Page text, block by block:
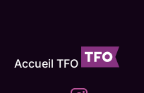
Accueil TFO